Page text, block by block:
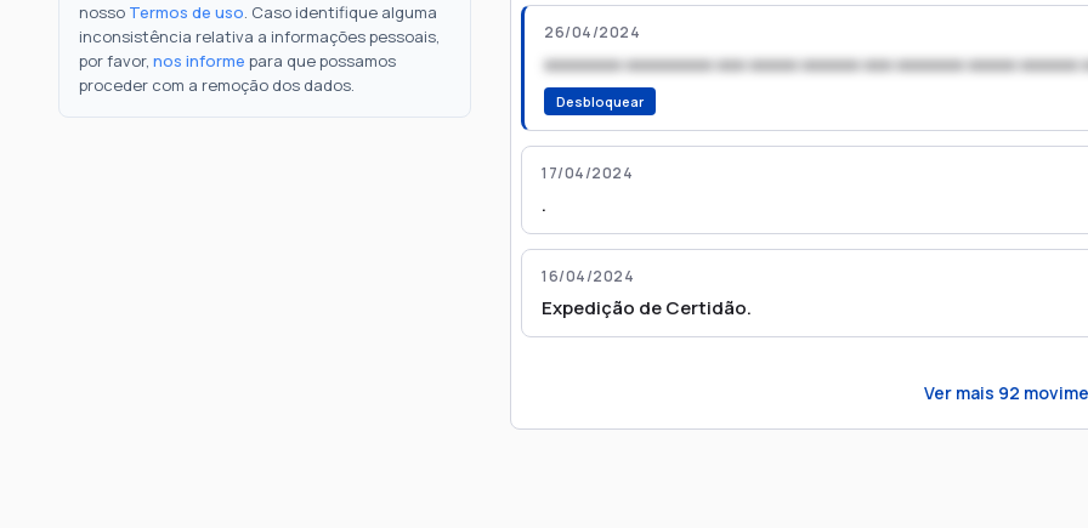
nosso Termos de uso. Caso identifique alguma
inconsistência relativa a informações pessoais,
por favor, nos informe para que possamos
proceder com a remoção dos dados.
26/04/2024
xxxxxxxx xxxxxxxxx xxx xxxxx xxxxxx xxx xxxxxxx xxxxx xxxxxx
Desbloquear
17/04/2024
.
16/04/2024
Expedição de Certidão.
Ver mais 92